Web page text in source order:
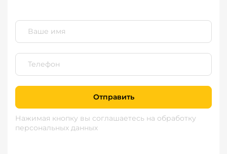
Отправить
Нажимая кнопку вы соглашаетесь на обработку
персональных данных